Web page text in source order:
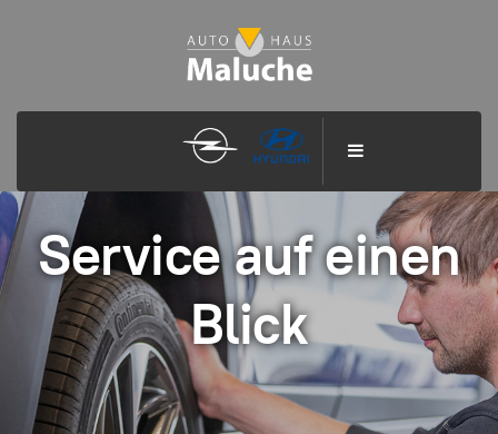
Service auf einen
Blick